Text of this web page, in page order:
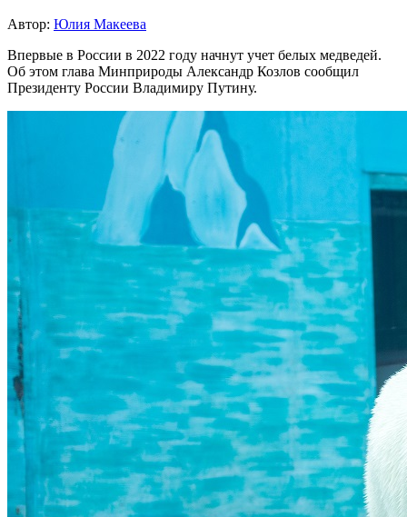
Автор: Юлия Макеева
Впервые в России в 2022 году начнут учет белых медведей.
Об этом глава Минприроды Александр Козлов сообщил
Президенту России Владимиру Путину.